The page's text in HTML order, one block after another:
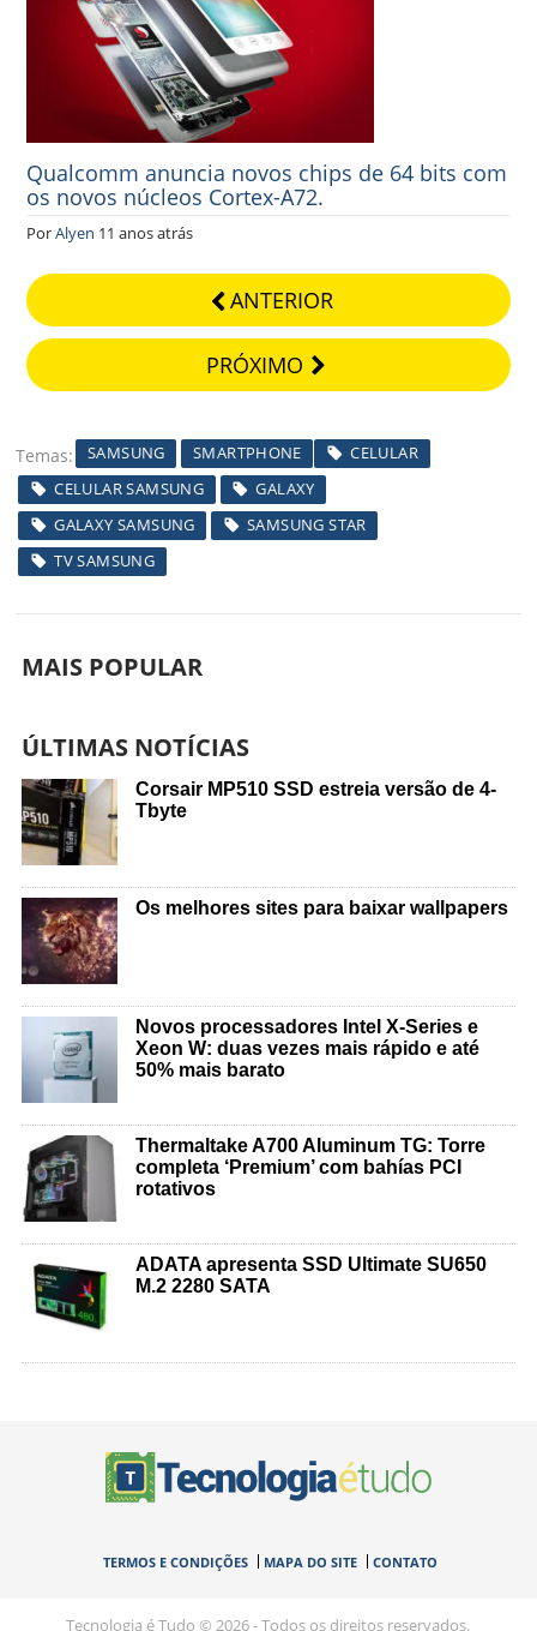
Qualcomm anuncia novos chips de 64 bits com
os novos núcleos Cortex-A72.
PorAlyen 11 anos atrás
ANTERIOR
PRÓXIMO
Temas SAMSUNG SMARTPHONE
CELULAR
CELULAR SAMSUNG
GALAXY
GALAXY SAMSUNG
SAMSUNG STAR
TV SAMSUNG
MAIS POPULAR
ÚLTIMAS NOTÍCIAS
Corsair MP510 SSD estreia versão de 4-
Tbyte
Os melhores sites para baixar wallpapers
Novos processadores Intel X-Series e
Xeon W: duas vezes mais rápido e até
50% mais barato
Thermaltake A700 Aluminum TG: Torre
completa ‘Premium’ com bahías PCI
rotativos
ADATA apresenta SSD Ultimate SU650
M.2 2280 SATA
TERMOS E CONDIÇÕES MAPA DO SITE CONTATO
Tecnologia é Tudo © 2026 - Todos os direitos reservados.